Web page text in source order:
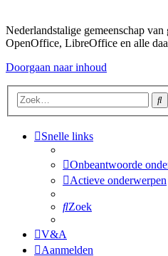
Nederlandstalige gemeenschap
OpenOffice, LibreOffice en alle
Doorgaan naar inhoud
Snelle links
Onbeantwoorde
Actieve onderwerpen
Zoek
V&A
Aanmelden